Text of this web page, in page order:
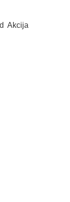
Akcija